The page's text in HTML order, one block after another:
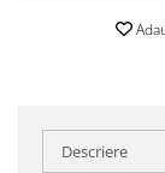
Descriere